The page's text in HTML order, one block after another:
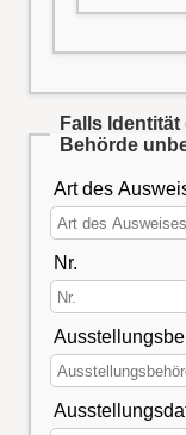
Falls
Behörde
Art des
Nr.